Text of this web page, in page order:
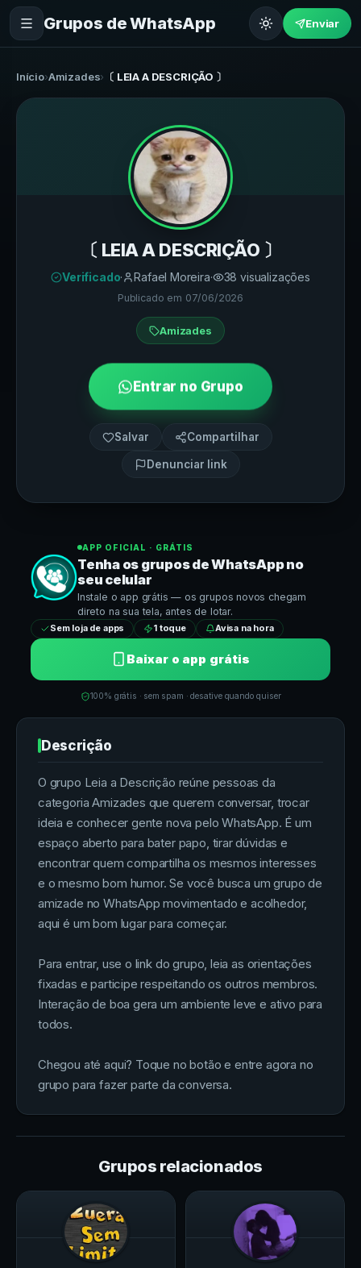
Grupos de WhatsApp Enviar
Início›Amizades› 〔 LEIA A DESCRIÇÃO 〕
〔 LEIA A DESCRIÇÃO 〕
Verificado· Rafael Moreira· 38 visualizações
Publicado em 07/06/2026
Amizades
Entrar no Grupo
Salvar Compartilhar
Denunciar link
APP OFICIAL · GRÁTIS
Tenha os grupos deWhatsAppno
seu celular
Instale o app grátis — os grupos novos chegam
direto na sua tela, antes de lotar.
Sem loja de apps 1 toque Avisa na hora
Baixar o app grátis
100% grátis · sem spam · desative quando quiser
Descrição
O grupo Leia a Descrição reúne pessoas da
categoria Amizades que querem conversar, trocar
ideia e conhecer gente nova pelo WhatsApp. É um
espaço aberto para bater papo, tirar dúvidas e
encontrar quem compartilha os mesmos interesses
e o mesmo bom humor. Se você busca um grupo de
amizade no WhatsApp movimentado e acolhedor,
aqui é um bom lugar para começar.
Para entrar, use o link do grupo, leia as orientações
fixadas e participe respeitando os outros membros.
Interação de boa gera um ambiente leve e ativo para
todos.
Chegou até aqui? Toque no botão e entre agora no
grupo para fazer parte da conversa.
Grupos relacionados